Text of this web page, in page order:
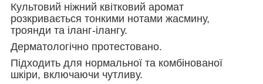
Культовий ніжний квітковий аромат
розкривається тонкими нотами жасмину,
троянди та іланг-ілангу.
Дерматологічно протестовано.
Підходить для нормальної та комбінованої
шкіри, включаючи чутливу.